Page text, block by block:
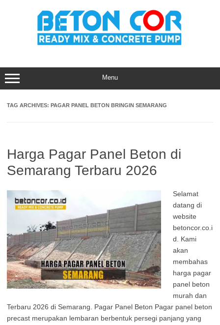
Menu
TAG ARCHIVES: PAGAR PANEL BETON BRINGIN SEMARANG
Harga Pagar Panel Beton di
Semarang Terbaru 2026
Selamat
datang di
website
betoncor.co.i
d. Kami
akan
membahas
harga pagar
panel beton
murah dan
Terbaru 2026 di Semarang. Pagar Panel Beton Pagar panel beton
precast merupakan lembaran berbentuk persegi panjang yang